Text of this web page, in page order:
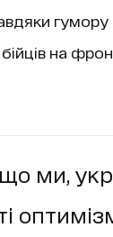
гумору
на
ми,